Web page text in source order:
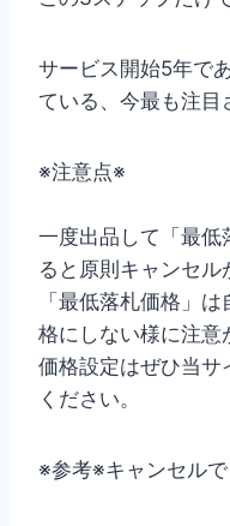
サービス開始5年で
ている、今最も注目
※注意点※
一度出品して「最低
ると原則キャンセル
「最低落札価格」
格にしない様に注意
価格設定はぜひ当サ
ください。
※参考※キャンセル